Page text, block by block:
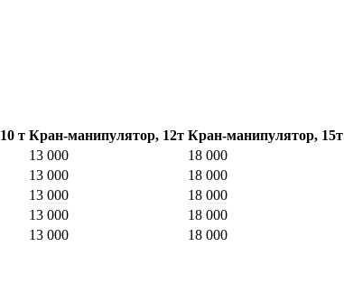
т Кран-манипулятор, 12т Кран-манипулятор, 15т
13 000
18 000
13 000
18 000
13 000
18 000
13 000
18 000
13 000 18 000